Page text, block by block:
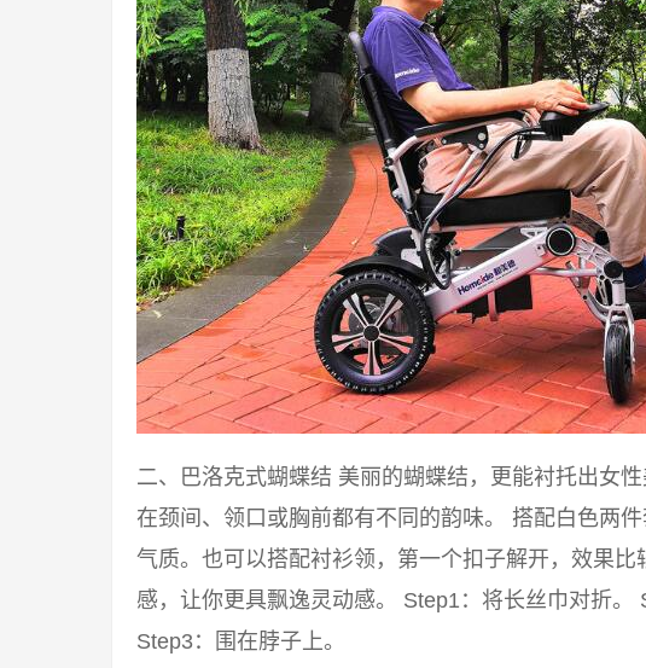
二、巴洛克式蝴蝶结 美丽的蝴蝶结，更能衬托出女
在颈间、领口或胸前都有不同的韵味。 搭配白色两
气质。也可以搭配衬衫领，第一个扣子解开，效果
感，让你更具飘逸灵动感。 Step1：将长丝巾对折。
Step3：围在脖子上。